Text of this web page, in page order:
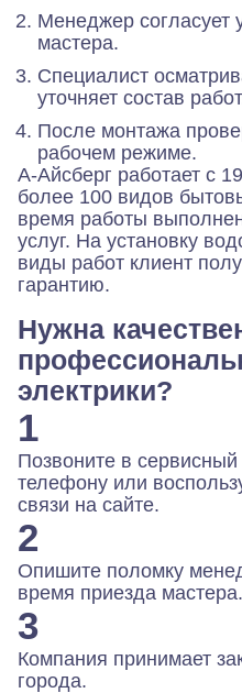
Менеджер согласует
мастера.
Специалист
уточняет состав
После монтажа
рабочем режиме.
А-Айсберг работает с
более 100 видов
время работы
услуг. На установку
виды работ клиент
гарантию.
Нужна
электрики?
1
Позвоните в
телефону или
связи на сайте.
2
Опишите поломку
время приезда мастера.
3
Компания принимает
города.